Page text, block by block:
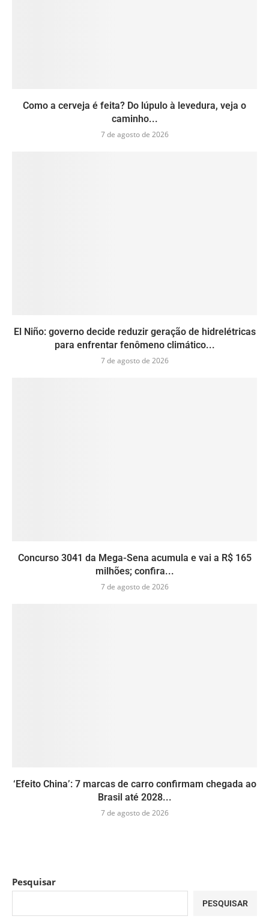
Como a cerveja é feita? Do lúpulo à levedura, veja o
caminho...
7 de agosto de 2026
El Niño: governo decide reduzir geração de hidrelétricas
para enfrentar fenômeno climático...
7 de agosto de 2026
Concurso 3041 da Mega-Sena acumula e vai a R$ 165
milhões; confira...
7 de agosto de 2026
‘Efeito China’: 7 marcas de carro confirmam chegada ao
Brasil até 2028...
7 de agosto de 2026
Pesquisar
PESQUISAR